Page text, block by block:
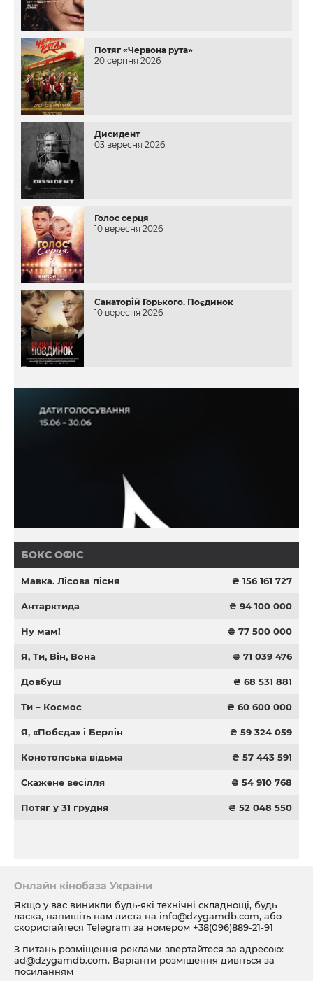
Потяг «Червона рута»
20 серпня 2026
Дисидент
03 вересня 2026
Голос серця
10 вересня 2026
Санаторій Горького. Поєдинок
10 вересня 2026
БОКС ОФІС
Мавка. Лісова пісня ₴ 156 161 727
Антарктида ₴ 94 100 000
Ну мам! ₴ 77 500 000
Я, Ти, Він, Вона ₴ 71 039 476
Довбуш ₴ 68 531 881
Ти – Космос ₴ 60 600 000
Я, «Побєда» і Берлін ₴ 59 324 059
Конотопська відьма ₴ 57 443 591
Скажене весілля ₴ 54 910 768
Потяг у 31 грудня ₴ 52 048 550
Онлайн кінобаза України
Якщо у вас виникли будь-які технічні складнощі, будь
ласка, напишіть нам листа на info@dzygamdb.com, або
скористайтеся Telegram за номером +38(096)889-21-91
З питань розміщення реклами звертайтеся за адресою:
ad@dzygamdb.com. Варіанти розміщення дивіться за
посиланням